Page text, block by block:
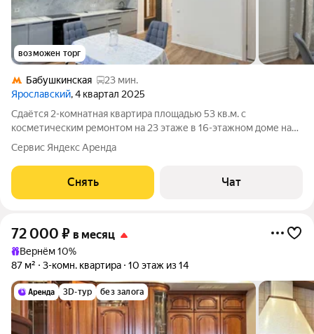
возможен торг
Бабушкинская
23 мин.
Ярославский, 4 квартал 2025
Сдаётся 2-комнатная квартира площадью 53 кв.м. с
косметическим ремонтом на 23 этаже в 16-этажном доме на
срок от 11 месяцев. Из техники есть: Телевизор Духовой шкаф
Стиральная машина Холодильник Дом - кирпичный, окна
выходят на улицу. В подъезде
Сервис Яндекс Аренда
Снять Чат
72 000 ₽ в месяц
Вернём 10%
87 м²
3-комн. квартира 10 этаж из 14
3D-тур без залога